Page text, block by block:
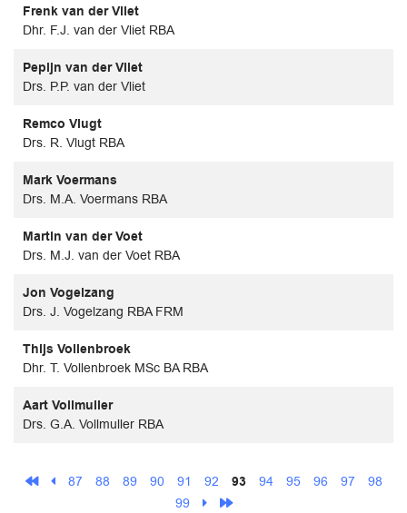
Frenk van der Vliet
Dhr. F.J. van der Vliet RBA
Pepijn van der Vliet
Drs. P.P. van der Vliet
Remco Vlugt
Drs. R. Vlugt RBA
Mark Voermans
Drs. M.A. Voermans RBA
Martin van der Voet
Drs. M.J. van der Voet RBA
Jon Vogelzang
Drs. J. Vogelzang RBA FRM
Thijs Vollenbroek
Dhr. T. Vollenbroek MSc BA RBA
Aart Vollmuller
Drs. G.A. Vollmuller RBA
87 88 89 90 91 92 93 94 95 96 97
98
99